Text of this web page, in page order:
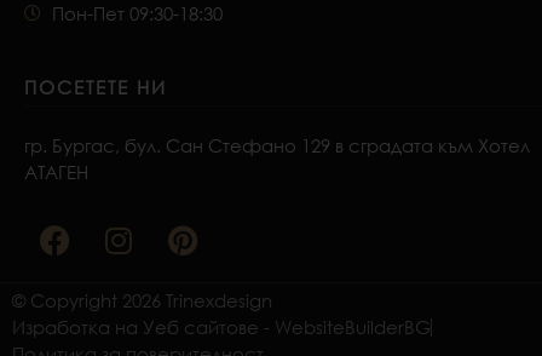
Пон-Пет 09:30-18:30
ПОСЕТЕТЕ НИ
гр. Бургас, бул. Сан Стефано 129 в сградата към Хотел
АТАГЕН
a
c
e
b
n
s
t
a
i
n
t
e
© Copyright 2026 Trinexdesign
Изработка на Уеб сайтове - WebsiteBuilderBG